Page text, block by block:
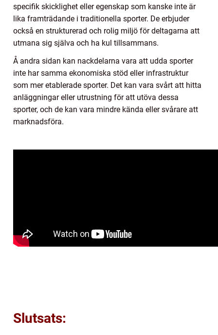
specifik skicklighet eller egenskap som kanske inte är
lika framträdande i traditionella sporter. De erbjuder
också en strukturerad och rolig miljö för deltagarna att
utmana sig själva och ha kul tillsammans.
Å andra sidan kan nackdelarna vara att udda sporter
inte har samma ekonomiska stöd eller infrastruktur
som mer etablerade sporter. Det kan vara svårt att hitta
anläggningar eller utrustning för att utöva dessa
sporter, och de kan vara mindre kända eller svårare att
marknadsföra.
Slutsats: